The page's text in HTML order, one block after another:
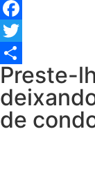
Facebook
Twitter
Share
Preste-
de